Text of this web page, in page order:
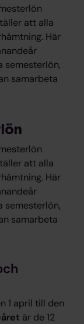
att alla
Här
semesterlön,
samarbeta
att alla
Här
semesterlön,
samarbeta
1 april till den
är de 12